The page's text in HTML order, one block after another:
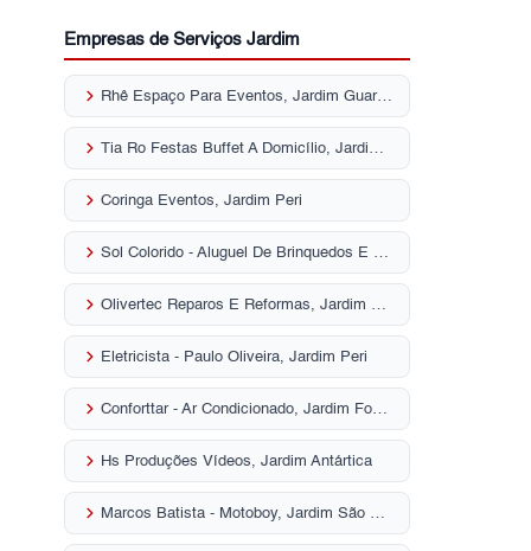
Empresas de Serviços Jardim
keyboard_arrow_right Rhê Espaço Para Eventos, Jardim Guarani
keyboard_arrow_right Tia Ro Festas Buffet A Domicílio, Jardim Brasil
keyboard_arrow_right Coringa Eventos, Jardim Peri
keyboard_arrow_right Sol Colorido - Aluguel De Brinquedos E Decoração, Jardim Tremembé
keyboard_arrow_right Olivertec Reparos E Reformas, Jardim Paraíso
keyboard_arrow_right Eletricista - Paulo Oliveira, Jardim Peri
keyboard_arrow_right Conforttar - Ar Condicionado, Jardim Fontalis
keyboard_arrow_right Hs Produções Vídeos, Jardim Antártica
keyboard_arrow_right Marcos Batista - Motoboy, Jardim São Paulo